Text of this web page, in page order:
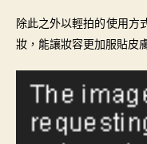
除此之外以輕拍的使用方
妝，能讓妝容更加服貼皮